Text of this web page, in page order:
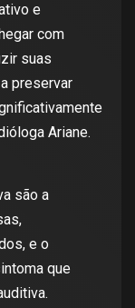
e
com
suas
preservar
Ariane.
são a
e o
que